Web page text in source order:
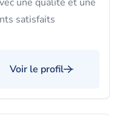
satisfaits
Voir le profil